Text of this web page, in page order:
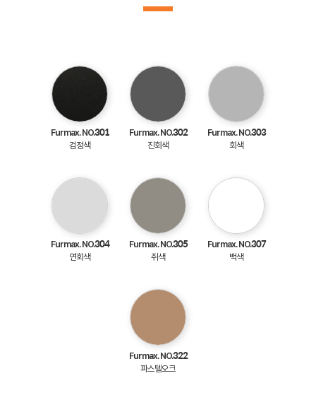
Furmax. NO.301
검정색
Furmax. NO.302
진회색
Furmax. NO.303
회색
Furmax. NO.304
연회색
Furmax. NO.305
쥐색
Furmax. NO.307
백색
Furmax. NO.322
파스텔오크